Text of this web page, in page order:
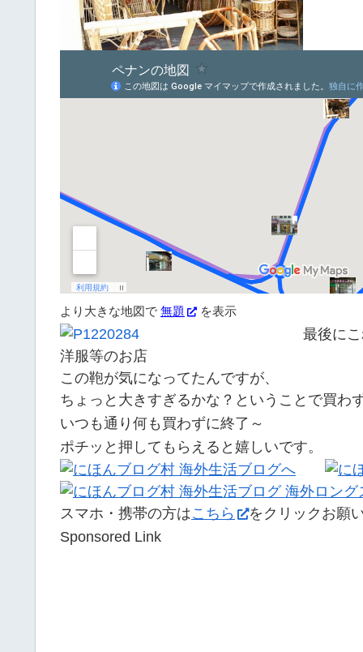
より大きな地図で 無題 を表示
最後に
洋服等のお店
この鞄が気になってたんですが、
ちょっと大きすぎるかな？ということで買わ
いつも通り何も買わずに終了～
ポチッと押してもらえると嬉しいです。
スマホ・携帯の方はこちら
をクリックお願
Sponsored Link